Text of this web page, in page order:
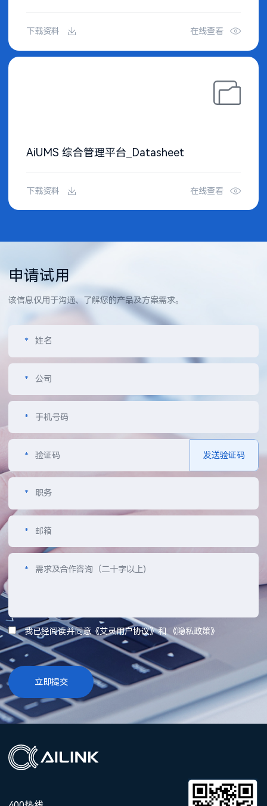
下载资料 在线查看
AiUMS 综合管理平台_Datasheet
下载资料 在线查看
申请试用
该信息仅用于沟通、了解您的产品及方案需求。
* 姓名
* 公司
* 手机号码
* 验证码 发送验证码
* 职务
* 邮箱
* 需求及合作咨询（二十字以上)
我已经阅读并同意《艾灵用户协议》和 《隐私政策》